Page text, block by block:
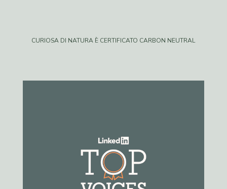
CURIOSA DI NATURA È CERTIFICATO CARBON NEUTRAL